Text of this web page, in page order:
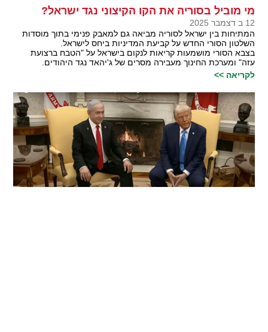
מי מוביל בסוריה את הקו הקיצוני נגד ישראל?
12 ב דצמבר 2025
המתיחות בין ישראל לסוריה מביאה גם למאבק פנימי בתוך מוסדות
השלטון הסורי החדש על קביעת המדיניות ביחס לישראל.
בצבא הסורי מושמעות קריאות לנקום בישראל על "הטבח ברצועת
עזה" ומערכת החינוך מעבירה מסרים של ג'יהאד נגד היהודים.
לקריאה >>